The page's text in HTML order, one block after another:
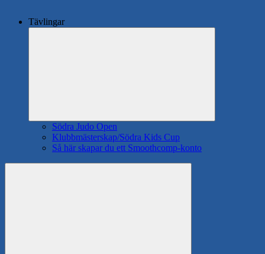
Tävlingar
Södra Judo Open
Klubbmästerskap/Södra Kids Cup
Så här skapar du ett Smoothcomp-konto